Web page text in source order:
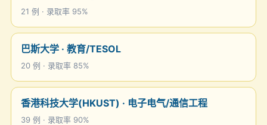
21 例 · 录取率 95%
巴斯大学 · 教育/TESOL
20 例 · 录取率 85%
香港科技大学(HKUST) · 电子电气/通信工程
39 例 · 录取率 90%